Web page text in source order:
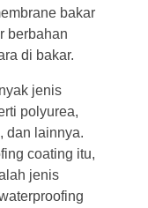
bakar
berbahan
di bakar.
jenis
polyurea,
dan lainnya.
coating itu,
jenis